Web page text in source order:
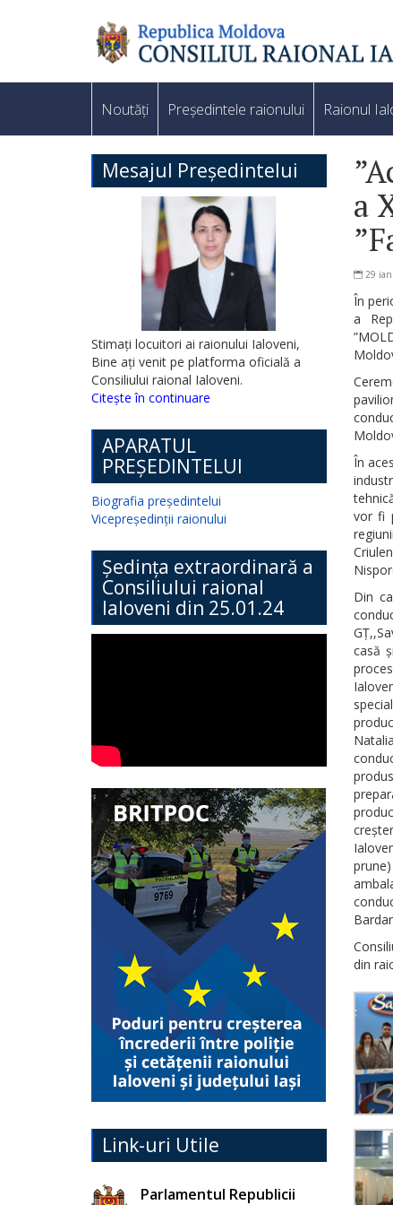
Noutăți Președintele raionului Raionul
Mesajul Președintelui
Stimați locuitori ai raionului Ialoveni,
Bine ați venit pe platforma oficială a
Consiliului raional Ialoveni.
Citește în continuare
APARATUL
PREȘEDINTELUI
Biografia președintelui
Vicepreședinții raionului
Ședința extraordinară a
Consiliului raional
Ialoveni din 25.01.24
Link-uri Utile
Parlamentul Republicii
a
29
În
a
În
vor fi
Din
casă
din